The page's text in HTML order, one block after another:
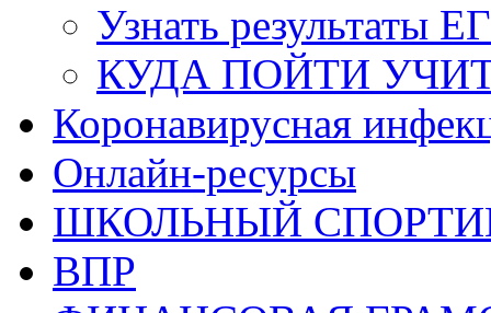
Узнать результаты
КУДА ПОЙТИ
Коронавирусная
Онлайн-ресурсы
ШКОЛЬНЫЙ
ВПР